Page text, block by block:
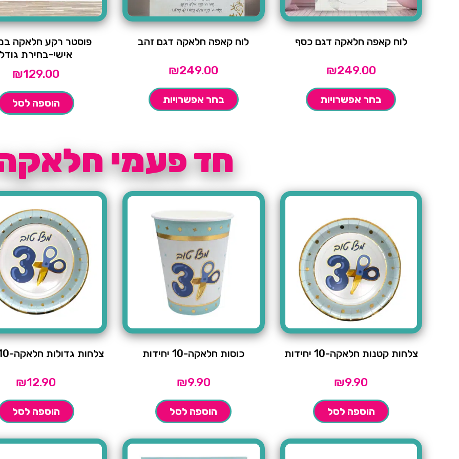
לוח קאפה חלאקה דגם כסף
₪249.00
בחר אפשרויות
לוח קאפה חלאקה דגם זהב
₪249.00
בחר אפשרויות
פוסטר רקע חלאקה
אישי-בחירת גודל
₪129.00
הוספה לסל
חד פעמי
צלחות קטנות חלאקה-10 יחידות
₪9.90
הוספה לסל
כוסות חלאקה-10 יחידות
₪9.90
הוספה לסל
צלחות גדולות חלאקה-10 יחידות
₪12.90
הוספה לסל